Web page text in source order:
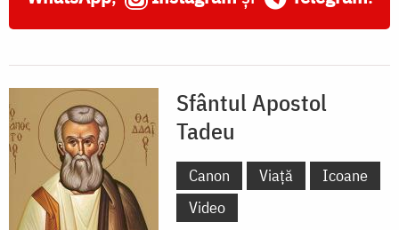
Sfântul Apostol
Tadeu
Canon Viață
Icoane
Video